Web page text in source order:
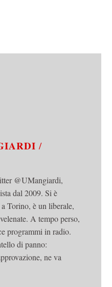
/
@UMangiardi,
dal 2009. Si è
Torino, è un liberale,
A tempo perso,
programmi in radio.
di panno:
ne va